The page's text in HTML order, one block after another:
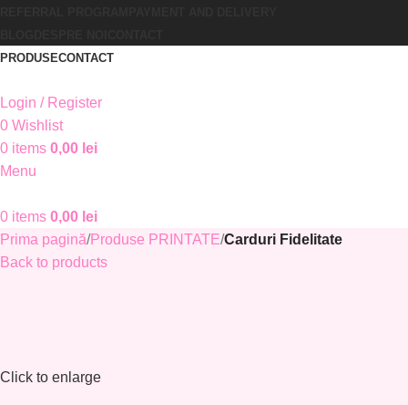
PRODUSECONTACT
Login / Register
0 Wishlist
0 items 0,00 lei
Menu
0 items 0,00 lei
Prima pagină Produse PRINTATE Carduri Fidelitate
Back to products
Click to enlarge